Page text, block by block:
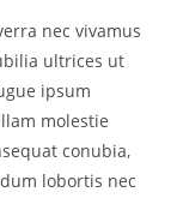
nec vivamus
ultrices ut
ipsum
molestie
conubia,
lobortis nec